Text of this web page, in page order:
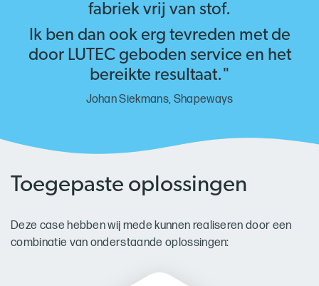
fabriek vrij van stof.
Ik ben dan ook erg tevreden met de
door LUTEC geboden service en het
bereikte resultaat."
Johan Siekmans, Shapeways
Toegepaste oplossingen
Deze case hebben wij mede kunnen realiseren door een
combinatie van onderstaande oplossingen: